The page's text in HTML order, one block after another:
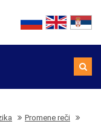
Promene reči